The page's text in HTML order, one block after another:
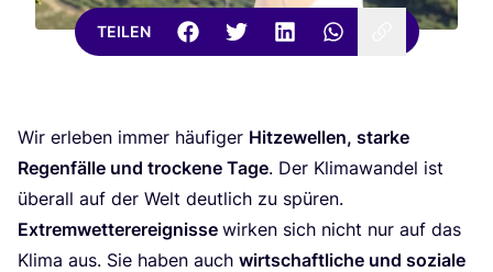
TEILEN
Wir erle­ben immer häu­fi­ger Hit­ze­wel­len, star­ke
Regen­fäl­le und tro­cke­ne Tage. Der Kli­ma­wan­del ist
über­all auf der Welt deut­lich zu spü­ren.
Extrem­wet­ter­er­eig­nis­se wir­ken sich nicht nur auf das
Kli­ma aus. Sie haben auch wirt­schaft­li­che und sozia­le